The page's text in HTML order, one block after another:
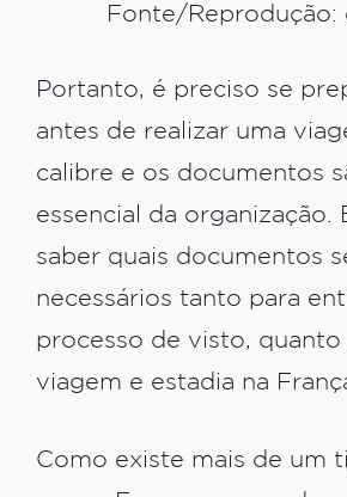
Fonte/Reprodução:
Portanto, é preciso se
antes de realizar uma
calibre e os documentos
essencial da organização.
saber quais documentos
necessários tanto para
processo de visto, quanto
viagem e estadia na
Como existe mais de um